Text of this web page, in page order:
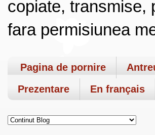
copiate, transmise,
fara permisiunea
Pagina de pornire
Prezentare
En français